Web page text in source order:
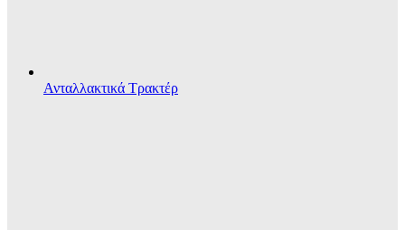
Ανταλλακτικά Τρακτέρ